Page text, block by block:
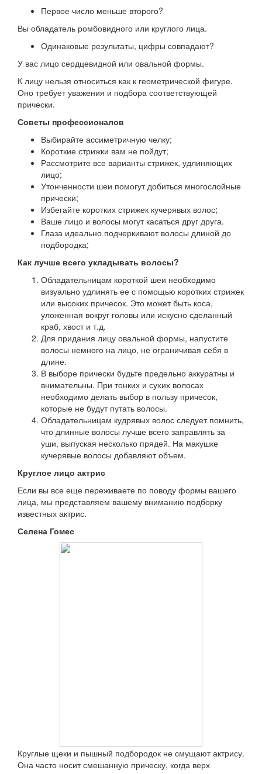
Первое число меньше второго?
Вы обладатель ромбовидного или круглого лица.
Одинаковые результаты, цифры совпадают?
У вас лицо сердцевидной или овальной формы.
К лицу нельзя относиться как к геометрической фигуре.
Оно требует уважения и подбора соответствующей
прически.
Советы профессионалов
Выбирайте ассиметричную челку;
Короткие стрижки вам не пойдут;
Рассмотрите все варианты стрижек, удлиняющих
лицо;
Утонченности шеи помогут добиться многослойные
прически;
Избегайте коротких стрижек кучерявых волос;
Ваше лицо и волосы могут касаться друг друга.
Глаза идеально подчеркивают волосы длиной до
подбородка;
Как лучше всего укладывать волосы?
Обладательницам короткой шеи необходимо
визуально удлинять ее с помощью коротких стрижек
или высоких причесок. Это может быть коса,
уложенная вокруг головы или искусно сделанный
краб, хвост и т.д.
Для придания лицу овальной формы, напустите
волосы немного на лицо, не ограничивая себя в
длине.
В выборе прически будьте предельно аккуратны и
внимательны. При тонких и сухих волосах
необходимо делать выбор в пользу причесок,
которые не будут путать волосы.
Обладательницам кудрявых волос следует помнить,
что длинные волосы лучше всего заправлять за
уши, выпуская несколько прядей. На макушке
кучерявые волосы добавляют объем.
Круглое лицо актрис
Если вы все еще переживаете по поводу формы вашего
лица, мы представляем вашему вниманию подборку
известных актрис.
Селена Гомес
Круглые щеки и пышный подбородок не смущают актрису.
Она часто носит смешанную прическу, когда верх